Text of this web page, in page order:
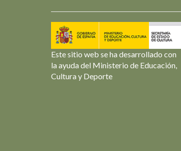
Este sitio web se ha desarrollado con
la ayuda del Ministerio de Educación,
Cultura y Deporte